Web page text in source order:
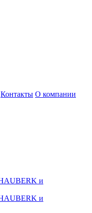
Контакты О компании
и
и